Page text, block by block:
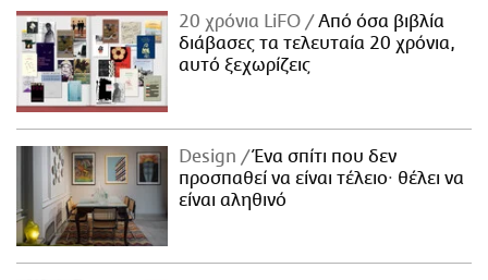
20 χρόνια LiFO
Από όσα βιβλία
διάβασες τα τελευταία 20 χρόνια,
αυτό ξεχωρίζεις
Design
Ένα σπίτι που δεν
προσπαθεί να είναι τέλειο· θέλει να
είναι αληθινό